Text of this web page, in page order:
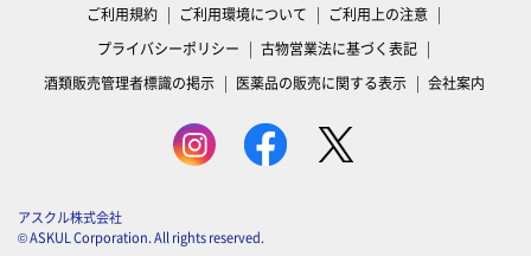
ご利用規約 ご利用環境について
ご利用上の注意
プライバシーポリシー
古物営業法に基づく表記
酒類販売管理者標識の掲示
医薬品の販売に関する表示 会社案内
アスクル株式会社
© ASKUL Corporation. All rights reserved.